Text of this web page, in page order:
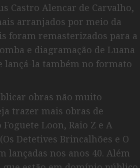
Castro Alencar de Carvalho,
arranjados por meio da
foram remasterizados para a
e diagramação de Luana
lançá-la também no formato
obras não muito
trazer mais obras de
Loon, Raio Z e A
Detetives Brincalhões e O
lançadas nos anos 40. Além